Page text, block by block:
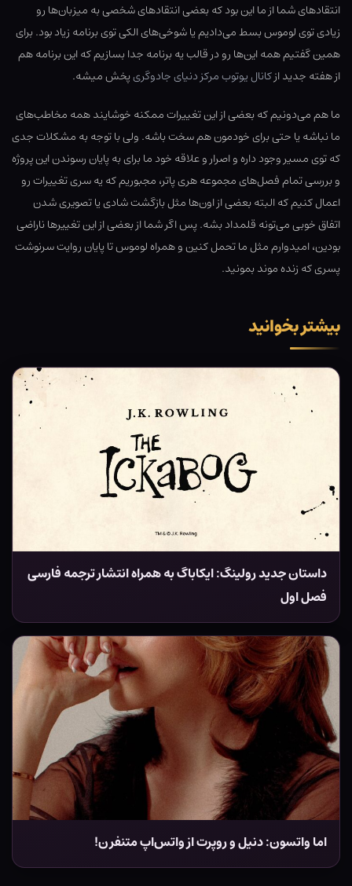
انتقادهای شما از ما این بود که بعضی انتقادهای شخصی به میزبان‌ها رو
زیادی توی لوموس بسط می‌دادیم یا شوخی‌های الکی توی برنامه زیاد بود. برای
همین گفتیم همه این‌ها رو در قالب یه برنامه جدا بسازیم که این برنامه هم
از هفته جدید ازکانال یوتوب مرکز دنیای جادوگریپخش میشه.
ما هم می‌دونیم که بعضی از این تغییرات ممکنه خوشایند همه مخاطب‌های
ما نباشه یا حتی برای خودمون هم سخت باشه. ولی با توجه به مشکلات جدی
که توی مسیر وجود داره و اصرار و علاقه خود ما برای به پایان رسوندن این پروژه
و بررسی تمام فصل‌های مجموعه هری پاتر، مجبوریم که یه سری تغییرات رو
اعمال کنیم که البته بعضی از اون‌ها مثل بازگشت شادی یا تصویری شدن
اتفاق خوبی می‌تونه قلمداد بشه. پس اگر شما از بعضی از این تغییرها ناراضی
بودین، امیدوارم مثل ما تحمل کنین و همراه لوموس تا پایان روایت سرنوشت
پسری که زنده موند بمونید.
بیشتر بخوانید
داستان جدید رولینگ: ایکاباگ به همراه انتشار ترجمه فارسی
فصل اول
اما واتسون: دنیل و روپرت از واتس‌اپ متنفرن!